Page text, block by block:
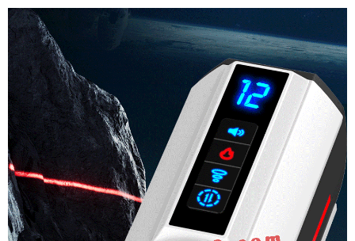
Âm
Đạo
Giả
Cao
Cấp
Ji
Yu
Ares
Rung
Thụt
Mút
Co
Bóp
Đa